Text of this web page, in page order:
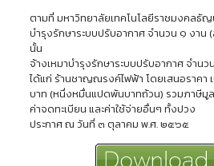
ตามที่ มหาวิทยาลัยเทคโนโลยีราชมงคลธัญ
บำรุงรักษาระบบปรับอากาศ จำนวน ๑ งาน (
นั้น
จ้างเหมาบำรุงรักษาระบบปรับอากาศ จำน
ได้แก่ ร้านชาญณรงค์ไฟฟ้า โดยเสนอราค
บาท (หนึ่งหมื่นแปดพันบาทถ้วน) รวมภาษีมู
ค่าจดทะเบียน และค่าใช้จ่ายอื่นๆ ทั้งปวง
ประกาศ ณ วันที่ ๓ ตุลาคม พ.ศ. ๒๕๖๕